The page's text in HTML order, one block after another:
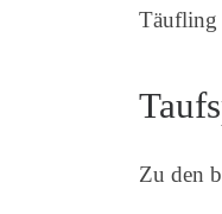
Täufling
Zu den